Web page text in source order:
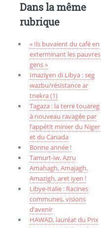
Dans la même
rubrique
« Ils buvaient du café en
exterminant les pauvres
gens »
Imaziɣen di Libya : seg
wazbu/résistance ar
tnekra (1)
Tagaza : la terre touareg
à nouveau ravagée par
l’appétit minier du Niger
et du Canada
Bonne année !
Tamurt-iw, Aẓru
Amahagh, Amajagh,
Amazigh, aret iyen !
Libye-Italie : Racines
communes, visions
d’avenir
HAWAD, lauréat du Prix